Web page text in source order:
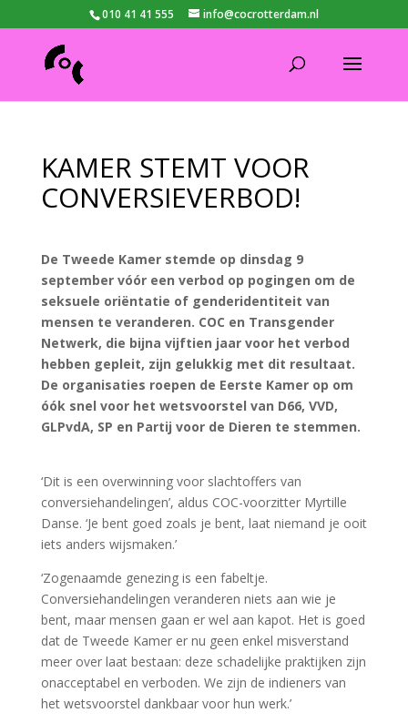
010 41 41 555 info@cocrotterdam.nl
KAMER STEMT VOOR
CONVERSIEVERBOD!
De Tweede Kamer stemde op dinsdag 9
september vóór een verbod op pogingen om de
seksuele oriëntatie of genderidentiteit van
mensen te veranderen. COC en Transgender
Netwerk, die bijna vijftien jaar voor het verbod
hebben gepleit, zijn gelukkig met dit resultaat.
De organisaties roepen de Eerste Kamer op om
óók snel voor het wetsvoorstel van D66, VVD,
GLPvdA, SP en Partij voor de Dieren te stemmen.
‘Dit is een overwinning voor slachtoffers van
conversiehandelingen’, aldus COC-voorzitter Myrtille
Danse. ‘Je bent goed zoals je bent, laat niemand je ooit
iets anders wijsmaken.’
‘Zogenaamde genezing is een fabeltje.
Conversiehandelingen veranderen niets aan wie je
bent, maar mensen gaan er wel aan kapot. Het is goed
dat de Tweede Kamer er nu geen enkel misverstand
meer over laat bestaan: deze schadelijke praktijken zijn
onacceptabel en verboden. We zijn de indieners van
het wetsvoorstel dankbaar voor hun werk.’